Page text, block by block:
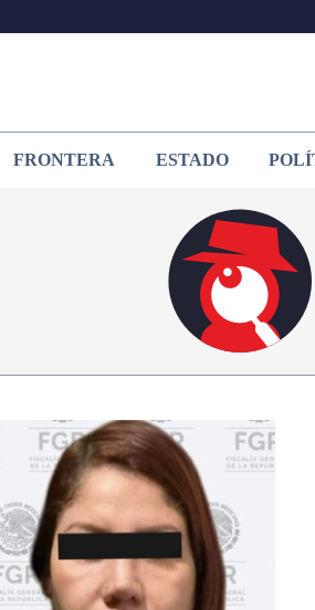
FRONTERA ESTADO